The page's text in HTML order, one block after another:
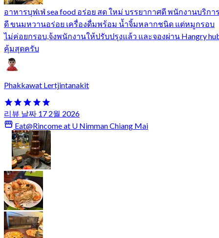
อาหารบุฟเฟ่ sea food อร่อย สด ใหม่ บรรยากาศดี พนักงานบริกา
ดี ขนมหวานอร่อย เครื่องดื่มพร้อม น้ำจิ้มหลากชนิด แต่หมูกรอบ
ไม่ค่อยกรอบ,จ้งพนักงานให้ปรับปรุงแล้ว และจองผ่าน Hangry
คุ้มสุดครับ
Phakkawat Lertjintanakit
리뷰 날짜 17 2월 2026
Eat@Rincome at U Nimman Chiang Mai